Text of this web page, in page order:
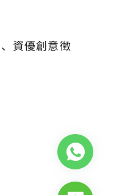
資優創意徵